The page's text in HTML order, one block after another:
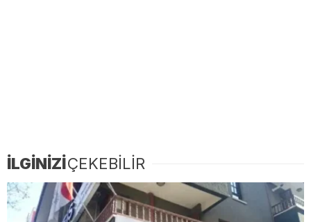
İLGİNİZİÇEKEBİLİR